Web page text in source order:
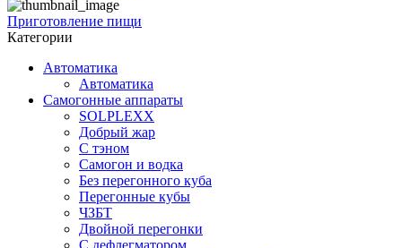
Приготовление пищи
Категории
Автоматика
Автоматика
Самогонные аппараты
SOLPLEXX
Добрый жар
С тэном
Самогон и водка
Без перегонного куба
Перегонные кубы
ЧЗБТ
Двойной перегонки
С дефлегматором